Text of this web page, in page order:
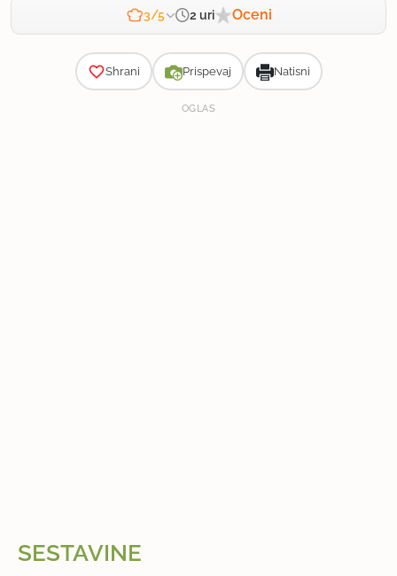
3/5 2 uri Oceni
Shrani Prispevaj Natisni
OGLAS
SESTAVINE